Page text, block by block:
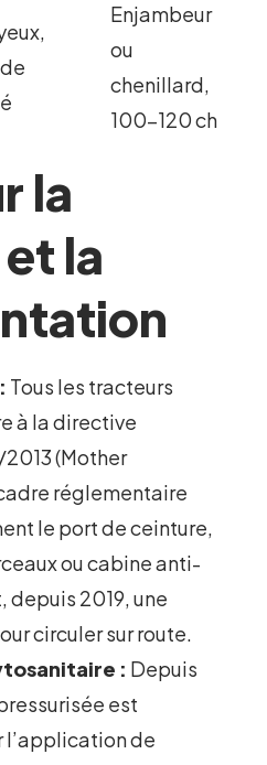
Enjambeur
ou
chenillard,
100-120 ch
la
la
Tous les tracteurs
à la directive
(Mother
réglementaire
le port de ceinture,
ou cabine anti-
depuis 2019, une
circuler sur route.
: Depuis
est
de